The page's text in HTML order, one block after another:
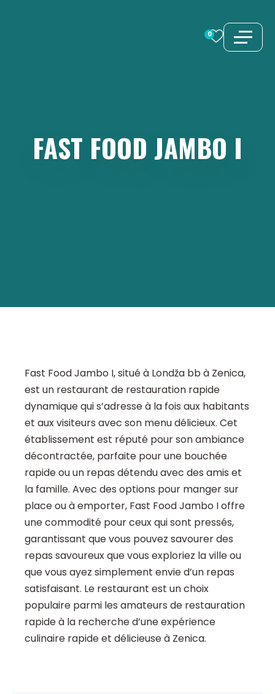
0
FAST FOOD JAMBO I
Fast Food Jambo I, situé à Londža bb à Zenica,
est un restaurant de restauration rapide
dynamique qui s’adresse à la fois aux habitants
et aux visiteurs avec son menu délicieux. Cet
établissement est réputé pour son ambiance
décontractée, parfaite pour une bouchée
rapide ou un repas détendu avec des amis et
la famille. Avec des options pour manger sur
place ou à emporter, Fast Food Jambo I offre
une commodité pour ceux qui sont pressés,
garantissant que vous pouvez savourer des
repas savoureux que vous exploriez la ville ou
que vous ayez simplement envie d’un repas
satisfaisant. Le restaurant est un choix
populaire parmi les amateurs de restauration
rapide à la recherche d’une expérience
culinaire rapide et délicieuse à Zenica.